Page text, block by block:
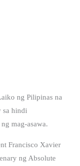
ng Pilipinas na
sa hindi
mag-asawa.
Francisco Xavier
ng Absolute